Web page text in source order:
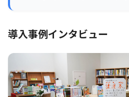
導入事例インタビュー